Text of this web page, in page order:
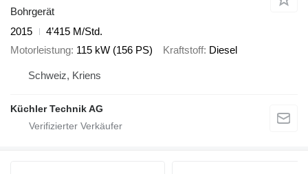
Bohrgerät
2015
4’415 M/Std.
Motorleistung 115 kW (156 PS) Kraftstoff Diesel
Schweiz, Kriens
Küchler Technik AG